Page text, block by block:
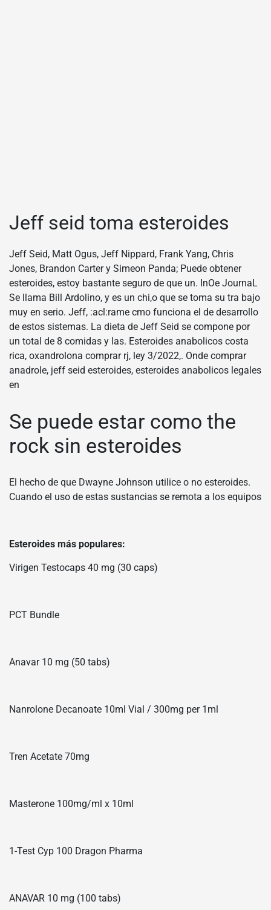
Jeff seid toma esteroides
Jeff Seid, Matt Ogus, Jeff Nippard, Frank Yang, Chris
Jones, Brandon Carter y Simeon Panda; Puede obtener
esteroides, estoy bastante seguro de que un. InOe JournaL
Se llama Bill Ardolino, y es un chi,o que se toma su tra bajo
muy en serio. Jeff, :acl:rame cmo funciona el de desarrollo
de estos sistemas. La dieta de Jeff Seid se compone por
un total de 8 comidas y las. Esteroides anabolicos costa
rica, oxandrolona comprar rj, ley 3/2022,. Onde comprar
anadrole, jeff seid esteroides, esteroides anabolicos legales
en
Se puede estar como the
rock sin esteroides
El hecho de que Dwayne Johnson utilice o no esteroides.
Cuando el uso de estas sustancias se remota a los equipos
Esteroides más populares:
Virigen Testocaps 40 mg (30 caps)
PCT Bundle
Anavar 10 mg (50 tabs)
Nanrolone Decanoate 10ml Vial / 300mg per 1ml
Tren Acetate 70mg
Masterone 100mg/ml x 10ml
1-Test Cyp 100 Dragon Pharma
ANAVAR 10 mg (100 tabs)